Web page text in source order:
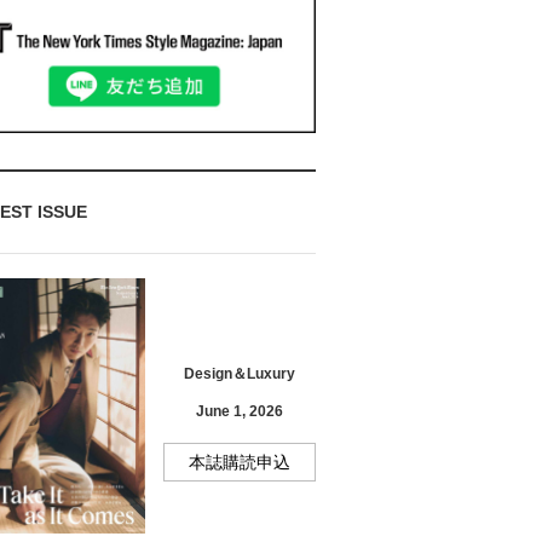
ISSUE
Design＆Luxury
June 1, 2026
本誌購読申込